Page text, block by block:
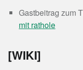
Gastbeitrag zum
mit rathole
[WIKI]